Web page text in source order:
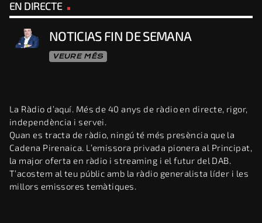
EN DIRECTE
NOTICIAS FIN DE SEMANA
VEURE MÉS
La Ràdio d’aquí. Més de 40 anys de ràdio en directe, rigor,
independència i servei.
Quan es tracta de ràdio, ningú té més presència que la
Cadena Pirenaica. L’emissora privada pionera al Principat,
la major oferta en ràdio i streaming i el futur del DAB.
T’acostem al teu públic amb la ràdio generalista líder i les
millors emissores temàtiques.